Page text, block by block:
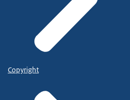
Copyright